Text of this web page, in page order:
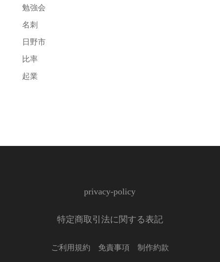
勉強会
名刺
日野市
比率
起業
privacy-policy
特定商取引法に関する表記
ご利用規約 免責事項 制作約款